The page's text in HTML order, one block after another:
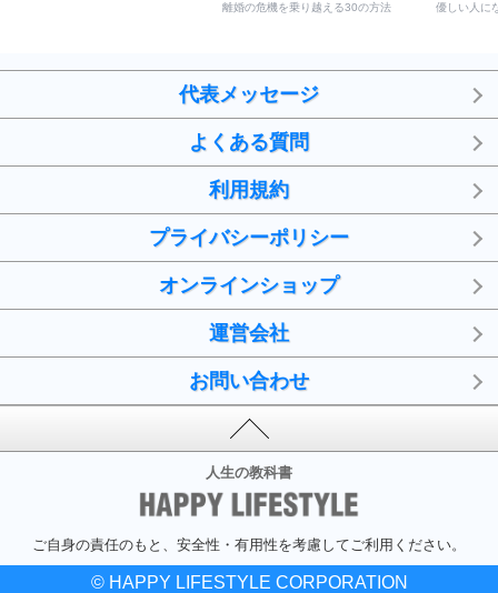
離婚の危機を乗り越える30の方法 優しい人に
代表メッセージ
よくある質問
利用規約
プライバシーポリシー
オンラインショップ
運営会社
お問い合わせ
人生の教科書
ご自身の責任のもと、安全性・有用性を考慮してご利用ください。
© HAPPY LIFESTYLE CORPORATION